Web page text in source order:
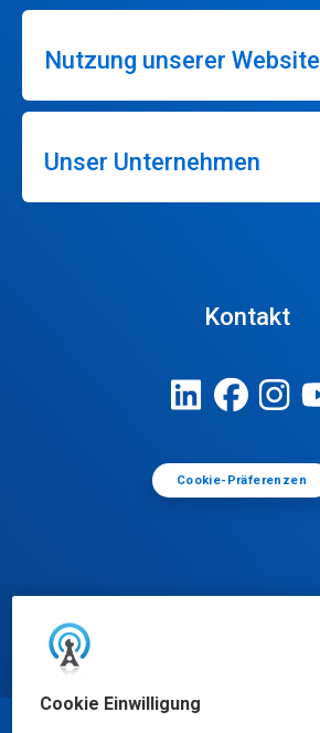
Cookie Einwilligung
Nutzung unserer Website
Unser Unternehmen
Kontakt
Cookie-Präferenzen